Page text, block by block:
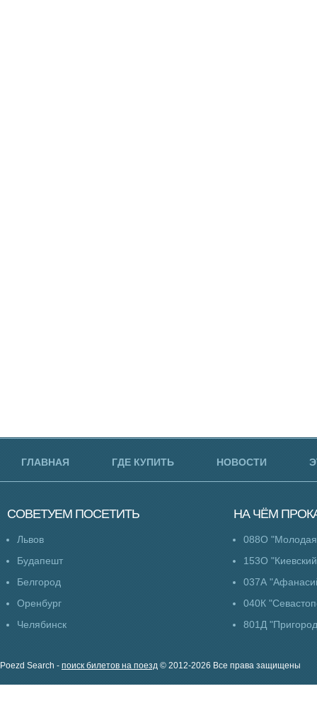
ГЛАВНАЯ ГДЕ КУПИТЬ НОВОСТИ
СОВЕТУЕМ ПОСЕТИТЬ
Львов
Будапешт
Белгород
Оренбург
Челябинск
НА ЧЁМ
088О "Молодая
153О
037А
040К
801Д
Poezd Search - поиск билетов на поезд © 2012-2026 Все права защищены